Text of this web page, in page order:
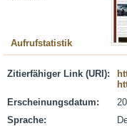
Aufrufstatistik
Zitierfähiger Link (URI):
Erscheinungsdatum:
Sprache: